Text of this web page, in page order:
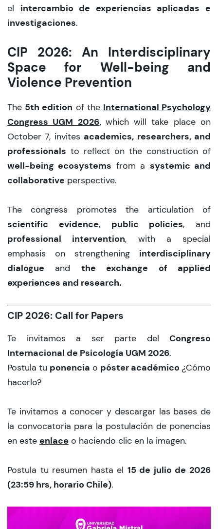
el intercambio de experiencias aplicadas e
investigaciones.
CIP 2026: An Interdisciplinary
Space for Well-being and
Violence Prevention
The 5th edition of the International Psychology
Congress UGM 2026, which will take place on
October 7, invites academics, researchers, and
professionals to reflect on the construction of
well-being ecosystems from a systemic and
collaborative perspective.
The congress promotes the articulation of
scientific evidence, public policies, and
professional intervention, with a special
emphasis on strengthening interdisciplinary
dialogue and the exchange of applied
experiences and research.
CIP 2026: Call for Papers
Te invitamos a ser parte del Congreso
Internacional de Psicología UGM 2026.
Postula tu ponencia o póster académico ¿Cómo
hacerlo?
Te invitamos a conocer y descargar las bases de
la convocatoria para la postulación de ponencias
en este enlace o haciendo clic en la imagen.
Postula tu resumen hasta el 15 de julio de 2026
(23:59 hrs, horario Chile).